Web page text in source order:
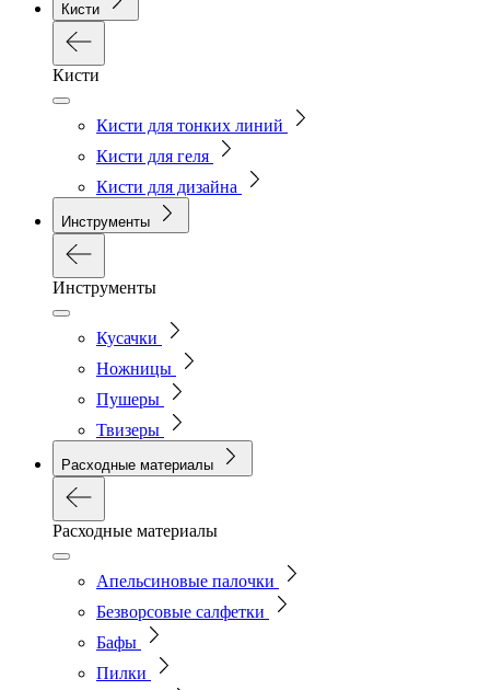
Кисти
Кисти
Кисти для тонких линий
Кисти для геля
Кисти для дизайна
Инструменты
Инструменты
Кусачки
Ножницы
Пушеры
Твизеры
Расходные материалы
Расходные материалы
Апельсиновые палочки
Безворсовые салфетки
Бафы
Пилки